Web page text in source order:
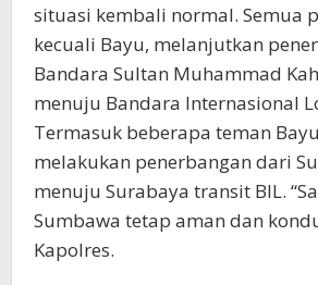
situasi kembali normal. Semua
kecuali Bayu, melanjutkan
Bandara Sultan Muhammad
menuju Bandara Internasional
Termasuk beberapa teman
melakukan penerbangan dari
menuju Surabaya transit BIL.
Sumbawa tetap aman dan
Kapolres.